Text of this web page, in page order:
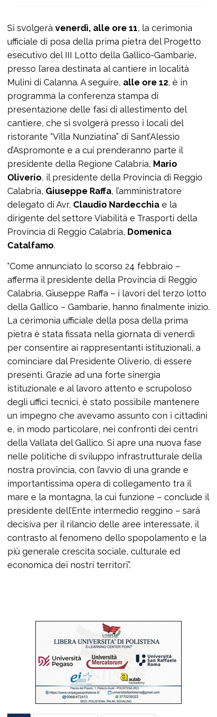
Si svolgerà venerdì, alle ore 11, la cerimonia
ufficiale di posa della prima pietra del Progetto
esecutivo del III Lotto della Gallico-Gambarie,
presso l’area destinata al cantiere in località
Mulini di Calanna. A seguire, alle ore 12, è in
programma la conferenza stampa di
presentazione delle fasi di allestimento del
cantiere, che si svolgerà presso i locali del
ristorante “Villa Nunziatina” di Sant’Alessio
d’Aspromonte e a cui prenderanno parte il
presidente della Regione Calabria, Mario
Oliverio, il presidente della Provincia di Reggio
Calabria, Giuseppe Raffa, l’amministratore
delegato di Avr, Claudio Nardecchia e la
dirigente del settore Viabilità e Trasporti della
Provincia di Reggio Calabria, Domenica
Catalfamo.
“Come annunciato lo scorso 24 febbraio –
afferma il presidente della Provincia di Reggio
Calabria, Giuseppe Raffa – i lavori del terzo lotto
della Gallico – Gambarie, hanno finalmente inizio.
La cerimonia ufficiale della posa della prima
pietra è stata fissata nella giornata di venerdì
per consentire ai rappresentanti istituzionali, a
cominciare dal Presidente Oliverio, di essere
presenti. Grazie ad una forte sinergia
istituzionale e al lavoro attento e scrupoloso
degli uffici tecnici, è stato possibile mantenere
un impegno che avevamo assunto con i cittadini
e, in modo particolare, nei confronti dei centri
della Vallata del Gallico. Si apre una nuova fase
nelle politiche di sviluppo infrastrutturale della
nostra provincia, con l’avvio di una grande e
importantissima opera di collegamento tra il
mare e la montagna, la cui funzione – conclude il
presidente dell’Ente intermedio reggino – sarà
decisiva per il rilancio delle aree interessate, il
contrasto al fenomeno dello spopolamento e la
più generale crescita sociale, culturale ed
economica dei nostri territori”.